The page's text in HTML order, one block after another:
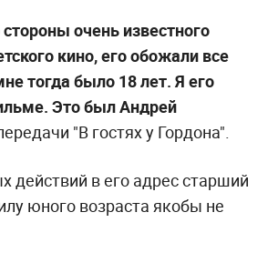
очень известного
кино, его обожали все
тогда было 18 лет. Я его
Это был Андрей
"В гостях у Гордона".
действий в его адрес старший
юного возраста якобы не